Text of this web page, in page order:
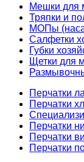
Мешки для
Тряпки и
МОПы
Салфетки
Губки
Щетки для
Перчатки
Перчатки
Перчатки
Перчатки
Перчатки